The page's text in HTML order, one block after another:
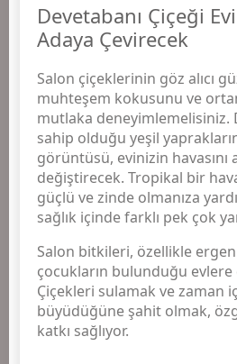
Devetabanı Çiçeği
Adaya Çevirecek
Salon çiçeklerinin göz alıcı
muhteşem kokusunu ve
mutlaka deneyimlemelisiniz.
sahip olduğu yeşil
görüntüsü, evinizin havasını
değiştirecek. Tropikal bir
güçlü ve zinde olmanıza
sağlık içinde farklı pek çok
Salon bitkileri, özellikle
çocukların bulunduğu evlere
Çiçekleri sulamak ve zaman
büyüdüğüne şahit olmak,
katkı sağlıyor.